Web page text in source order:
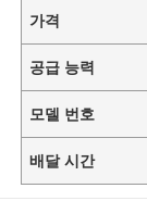
가격
공급 능력
모델 번호
배달 시간